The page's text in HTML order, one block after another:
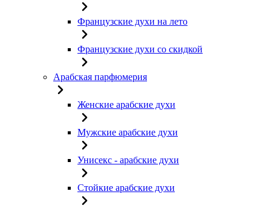
Французские духи на лето
Французские духи со скидкой
Арабская парфюмерия
Женские арабские духи
Мужские арабские духи
Унисекс - арабские духи
Стойкие арабские духи